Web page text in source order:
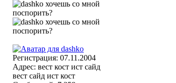
Регистрация: 07.11.2004
Адрес: вест кост ист сайд
вест сайд ист кост